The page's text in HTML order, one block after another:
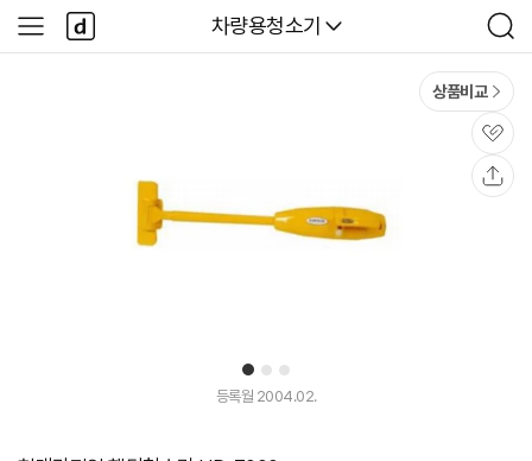
다나와
차량용청소기
검
색
사
이
다
나
와
1 2 3
상품비교
관
심
등록월 2004.02.